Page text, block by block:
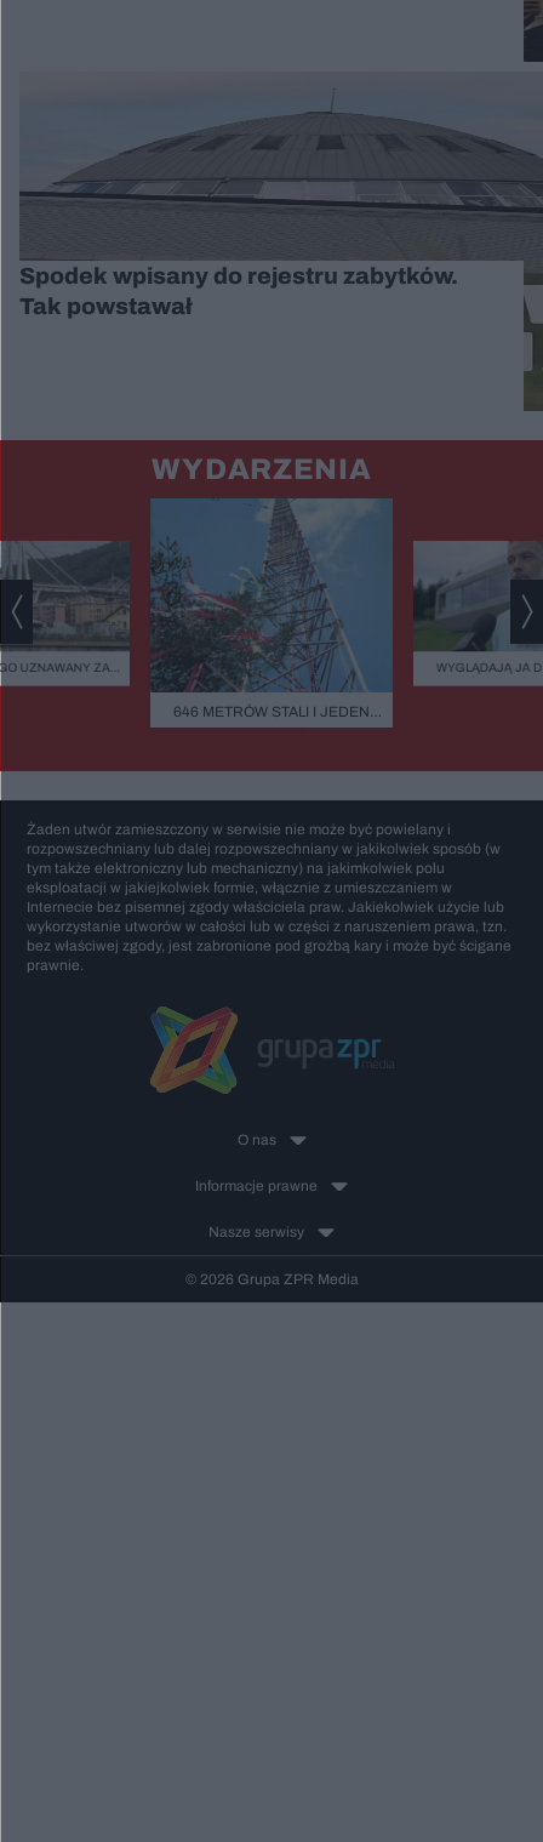
Spodek wpisany do rejestru zabytków.
Tak powstawał
WYDARZENIA
UZNAWANY ZA
MOST
646 METRÓW STALI I JEDEN
BŁĄD - "POWALIŁA GO LUDZKA
WYGLĄDAJĄ JA
ZIELEŃ, KAMIEŃ.
Żaden utwór zamieszczony w serwisie nie może być powielany i
rozpowszechniany lub dalej rozpowszechniany w jakikolwiek sposób (w
tym także elektroniczny lub mechaniczny) na jakimkolwiek polu
eksploatacji w jakiejkolwiek formie, włącznie z umieszczaniem w
Internecie bez pisemnej zgody właściciela praw. Jakiekolwiek użycie lub
wykorzystanie utworów w całości lub w części z naruszeniem prawa, tzn.
bez właściwej zgody, jest zabronione pod groźbą kary i może być ścigane
prawnie.
O nas
Informacje prawne
Nasze serwisy
© 2026 Grupa ZPR Media